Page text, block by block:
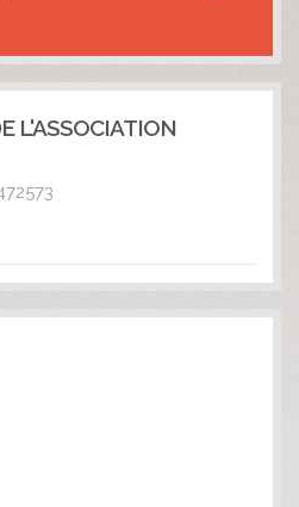
L'ASSOCIATION